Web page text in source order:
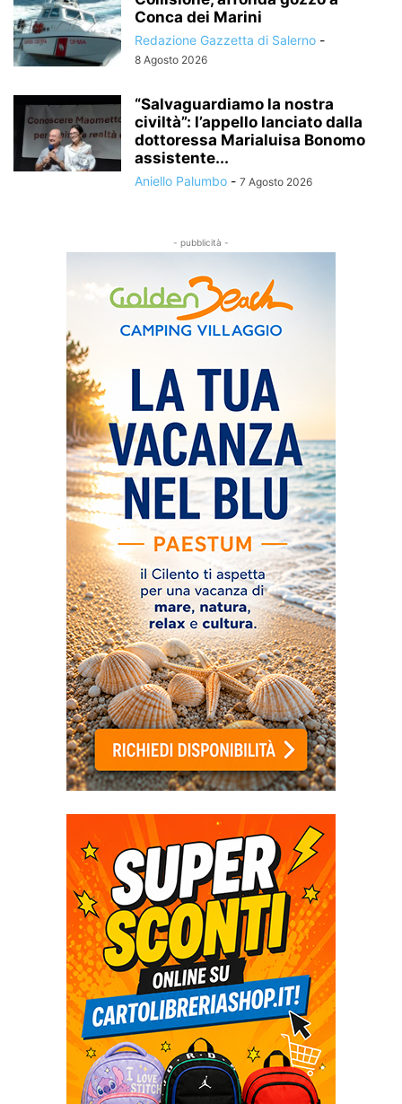
Conca dei Marini
Redazione Gazzetta di Salerno -
8 Agosto 2026
“Salvaguardiamo la nostra
civiltà”: l’appello lanciato dalla
dottoressa Marialuisa Bonomo
assistente...
Aniello Palumbo - 7 Agosto 2026
- pubblicità -